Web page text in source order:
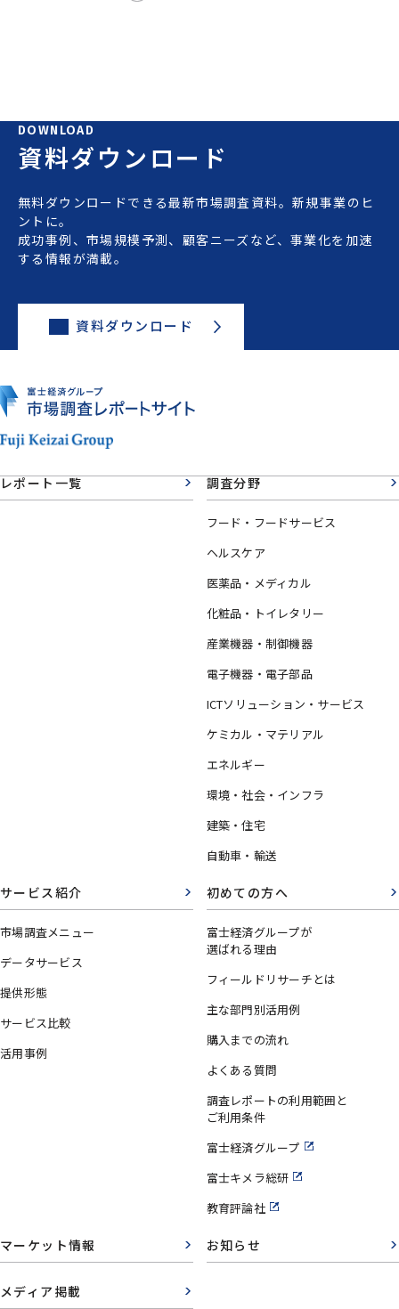
DOWNLOAD
資料ダウンロード
無料ダウンロードできる最新市場調査資料。新規事業のヒ
ントに。
成功事例、市場規模予測、顧客ニーズなど、事業化を加速
する情報が満載。
資料ダウンロード
レポート一覧 調査分野
フード・フードサービス
ヘルスケア
医薬品・メディカル
化粧品・トイレタリー
産業機器・制御機器
電子機器・電子部品
ICTソリューション・サービス
ケミカル・マテリアル
エネルギー
環境・社会・インフラ
建築・住宅
自動車・輸送
サービス紹介
市場調査メニュー
データサービス
提供形態
サービス比較
活用事例
初めての方へ
富士経済グループが
選ばれる理由
フィールドリサーチとは
主な部門別活用例
購入までの流れ
よくある質問
調査レポートの利用範囲と
ご利用条件
富士経済グループ
富士キメラ総研
教育評論社
マーケット情報 お知らせ
メディア掲載